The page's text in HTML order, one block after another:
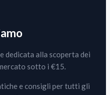
dedicata alla scoperta dei
sotto i €15.
e consigli per tutti gli